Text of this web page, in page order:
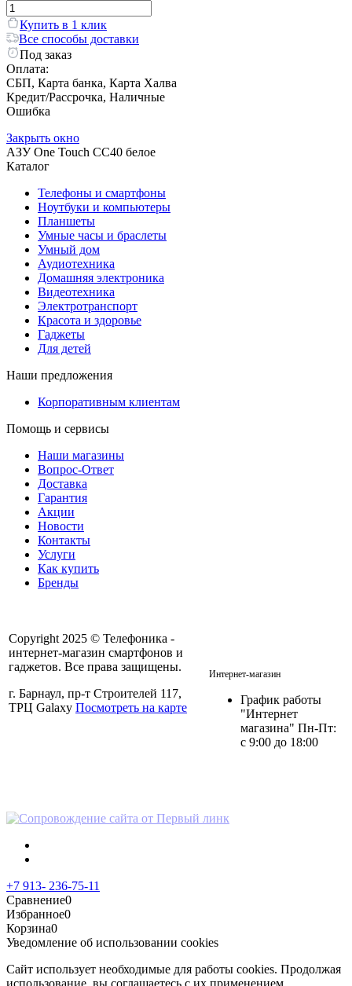
Купить в 1 клик
Все способы доставки
Под заказ
Оплата:
СБП, Карта банка, Карта Халва
Кредит/Рассрочка, Наличные
Ошибка
Закрыть окно
АЗУ One Touch CC40 белое
Каталог
Телефоны и смартфоны
Ноутбуки и компьютеры
Планшеты
Умные часы и браслеты
Умный дом
Аудиотехника
Домашняя электроника
Видеотехника
Электротранспорт
Красота и здоровье
Гаджеты
Для детей
Наши предложения
Корпоративным клиентам
Помощь и сервисы
Наши магазины
Вопрос-Ответ
Доставка
Гарантия
Акции
Новости
Контакты
Услуги
Как купить
Бренды
Copyright 2025 © Телефоника -
интернет-магазин смартфонов и
гаджетов. Все права защищены.
г. Барнаул, пр-т Строителей 117,
ТРЦ Galaxy Посмотреть на карте
Интернет-магазин
График работы
"Интернет
магазина" Пн-Пт:
с 9:00 до 18:00
+7 913- 236-75-11
Сравнение0
Избранное0
Корзина0
Уведомление об использовании cookies
Сайт использует необходимые для работы cookies. Продолжая
использование, вы соглашаетесь с их применением.